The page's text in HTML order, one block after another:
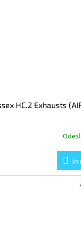
HC.2 Exhausts
In